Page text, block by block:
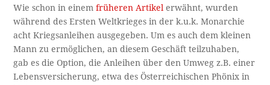
Wie schon in einemfrüheren Artikel erwähnt, wurden
während des Ersten Weltkrieges in der k.u.k. Monarchie
acht Kriegsanleihen ausgegeben. Um es auch dem kleinen
Mann zu ermöglichen, an diesem Geschäft teilzuhaben,
gab es die Option, die Anleihen über den Umweg z.B. einer
Lebensversicherung, etwa des Österreichischen Phönix in